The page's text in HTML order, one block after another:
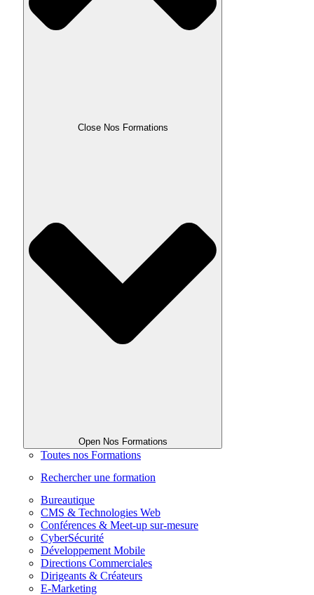
Close Nos Formations
Open Nos Formations
Toutes nos Formations
Rechercher une formation
Bureautique
CMS & Technologies Web
Conférences & Meet-up sur-mesure
CyberSécurité
Développement Mobile
Directions Commerciales
Dirigeants & Créateurs
E-Marketing